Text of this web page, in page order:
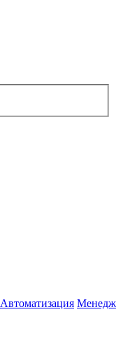
Автоматизация